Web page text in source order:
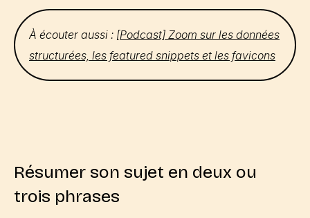
À écouter aussi : [Podcast] Zoom sur les données
structurées, les featured snippets et les favicons
Résumer son sujet en deux ou
trois phrases